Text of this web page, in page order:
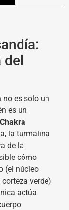
no es solo un
es un
Chakra
la turmalina
de la
cómo
(el núcleo
verde)
actúa